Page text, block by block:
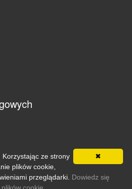
Wszystkie prawa
zastrzeżone
✖
Korzystając ze strony
plików cookie,
przeglądarki. Dowiedz się